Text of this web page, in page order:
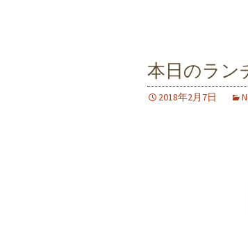
本日のラン
2018年2月7日